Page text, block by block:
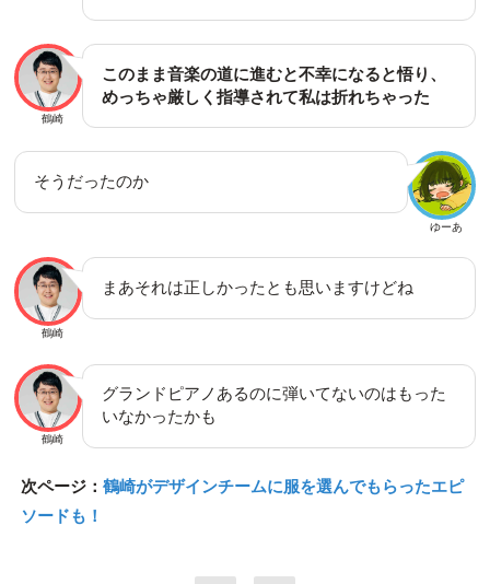
鶴崎
このまま音楽の道に進むと不幸になると悟り、
めっちゃ厳しく指導されて私は折れちゃった
ゆーあ
そうだったのか
鶴崎
まあそれは正しかったとも思いますけどね
鶴崎
グランドピアノあるのに弾いてないのはもった
いなかったかも
次ページ： 鶴崎がデザインチームに服を選んでもらったエピ
ソードも！